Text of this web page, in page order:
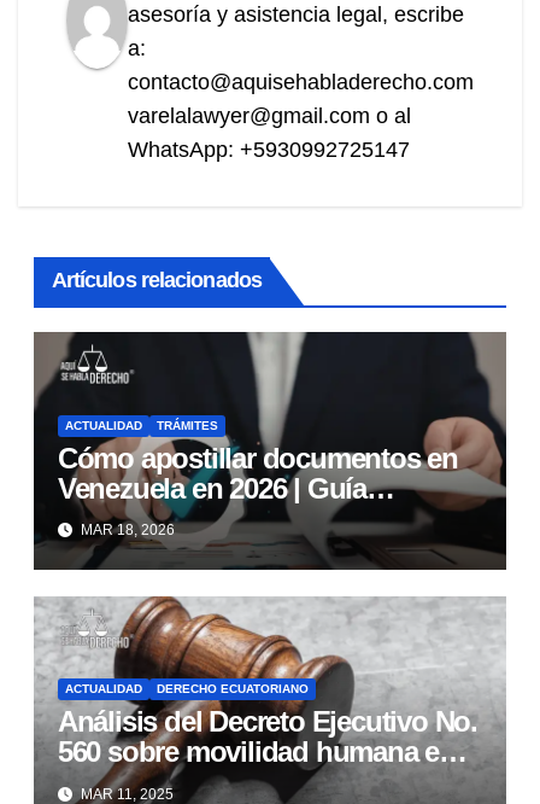
asesoría y asistencia legal, escribe
a:
contacto@aquisehabladerecho.com
varelalawyer@gmail.com o al
WhatsApp: +5930992725147
Artículos relacionados
ACTUALIDAD TRÁMITES
Cómo apostillar documentos en
Venezuela en 2026 | Guía
completa paso a paso
MAR 18, 2026
ACTUALIDAD DERECHO ECUATORIANO
Análisis del Decreto Ejecutivo No.
560 sobre movilidad humana en
Ecuador
MAR 11, 2025